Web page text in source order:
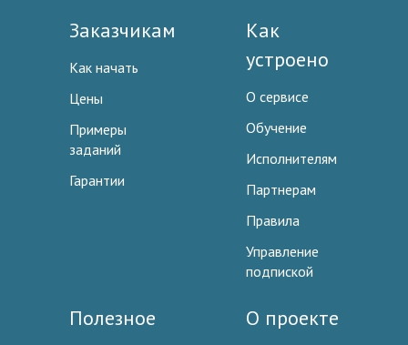
Заказчикам
Как начать
Цены
Примеры
заданий
Гарантии
Как
устроено
О сервисе
Обучение
Исполнителям
Партнерам
Правила
Управление
подпиской
Полезное О проекте